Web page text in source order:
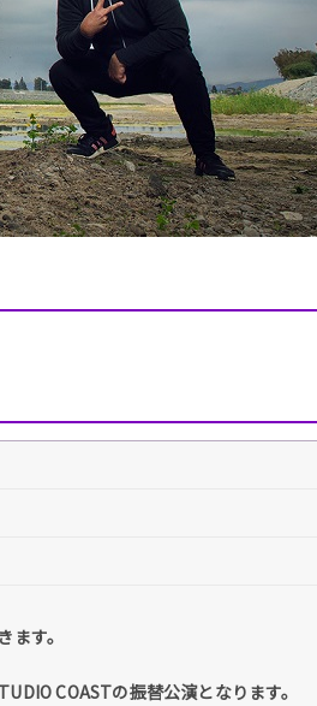
す。
COASTの振替公演となります。